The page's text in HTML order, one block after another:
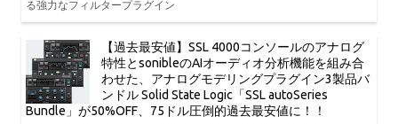
る強力なフィルタープラグイン
【過去最安値】SSL 4000コンソールのアナログ
特性とsonibleのAIオーディオ分析機能を組み合
わせた、アナログモデリングプラグイン3製品バ
ンドル Solid State Logic「SSL autoSeries
Bundle」が50%OFF、75ドル圧倒的過去最安値に！！